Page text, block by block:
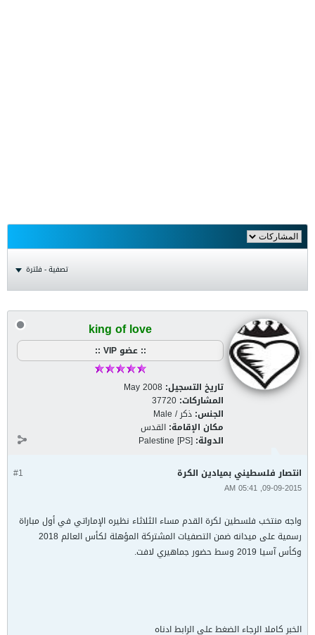
تصفية - فلترة
king of love
:: عضو VIP ::
تاريخ التسجيل: May 2008
المشاركات: 37720
الجنس: ذكر / Male
مكان الإقامة: القدس
الدولة: Palestine [PS]
#1 انتصار فلسطيني بميادين الكرة
09-09-2015, 05:41 AM
واجه منتخب فلسطين لكرة القدم مساء الثلاثاء نظيره الإماراتي في أول مباراة
رسمية على ميدانه ضمن التصفيات المشتركة المؤهلة لكأس العالم 2018
وكأس آسيا 2019 وسط حضور جماهيري لافت.
الخبر كاملا الرجاء الضغط على الرابط ادناه